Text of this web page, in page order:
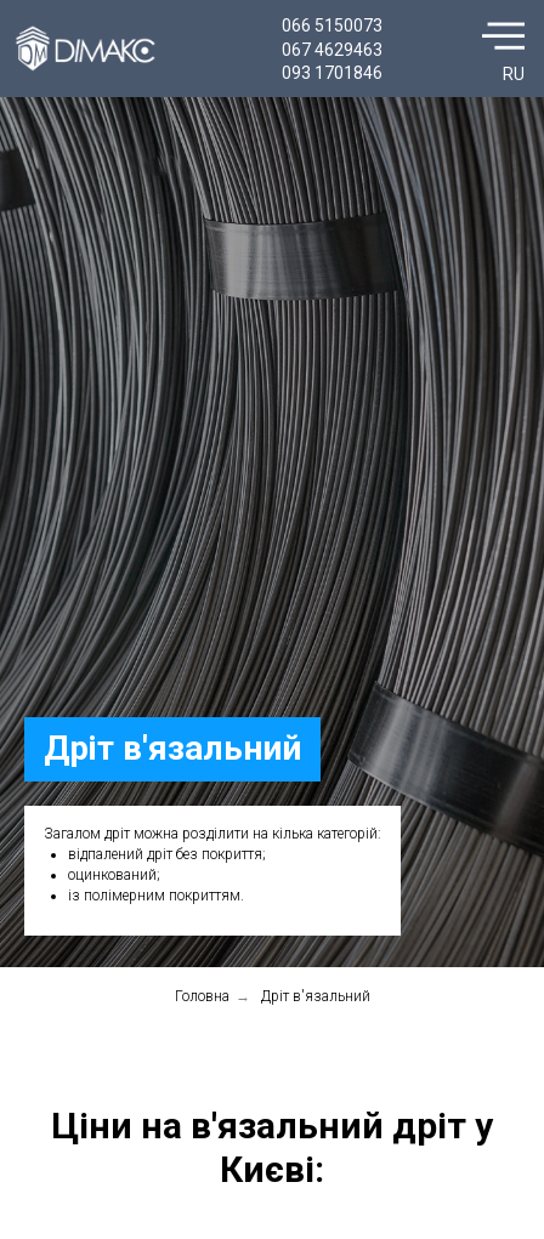
066 5150073
093 1701846 RU
067 4629463
Дріт в'язальний
Загалом дріт можна розділити на кілька категорій:
відпалений дріт без покриття;
оцинкований;
із полімерним покриттям.
Головна → Дріт в'язальний
Ціни на в'язальний дріт у
Києві: